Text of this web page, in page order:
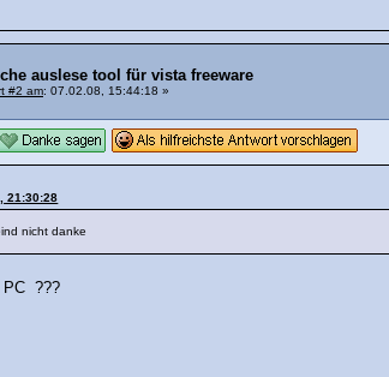
auslese tool für vista freeware
#2 am: 07.02.08, 15:44:18 »
21:30:28
nicht danke
PC ???